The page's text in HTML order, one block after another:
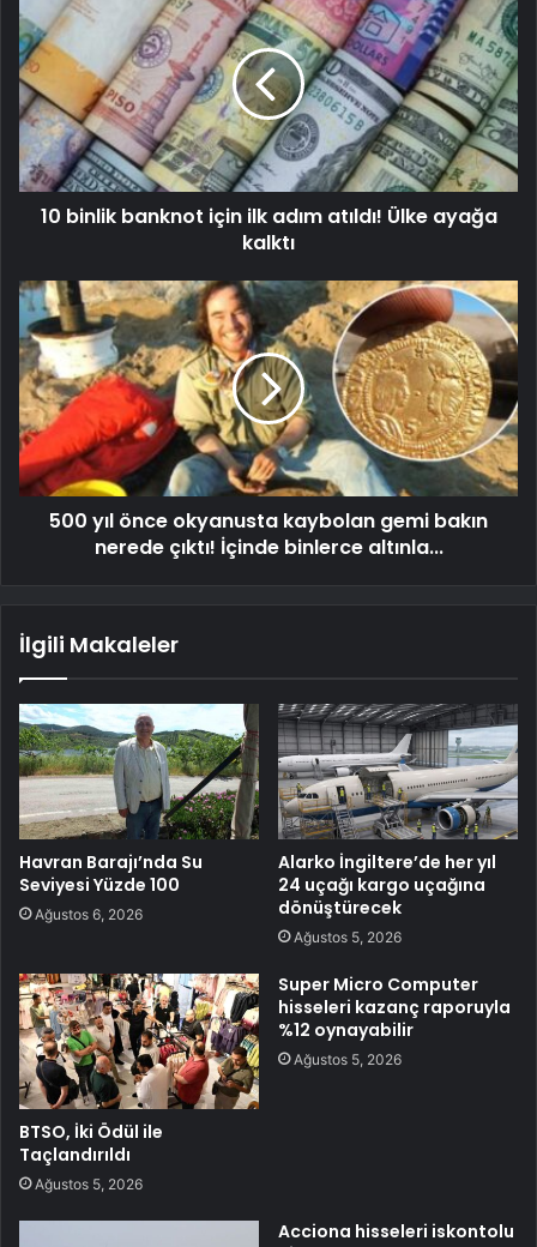
10 binlik banknot için ilk adım atıldı! Ülke ayağa
kalktı
500 yıl önce okyanusta kaybolan gemi bakın
nerede çıktı! İçinde binlerce altınla...
İlgili Makaleler
Havran Barajı’nda Su
Seviyesi Yüzde 100
Ağustos 6, 2026
Alarko İngiltere’de her yıl
24 uçağı kargo uçağına
dönüştürecek
Ağustos 5, 2026
BTSO, İki Ödül ile
Taçlandırıldı
Ağustos 5, 2026
Super Micro Computer
hisseleri kazanç raporuyla
%12 oynayabilir
Ağustos 5, 2026
Acciona hisseleri iskontolu